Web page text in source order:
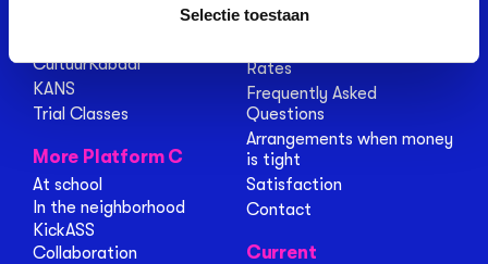
Selectie toestaan
Platform Language
CultuurKabaal
KANS
Trial Classes
More Platform C
At school
In the neighborhood
KickASS
Collaboration
Holidays/free days
Rates
Frequently Asked
Questions
Arrangements when money
is tight
Satisfaction
Contact
Current